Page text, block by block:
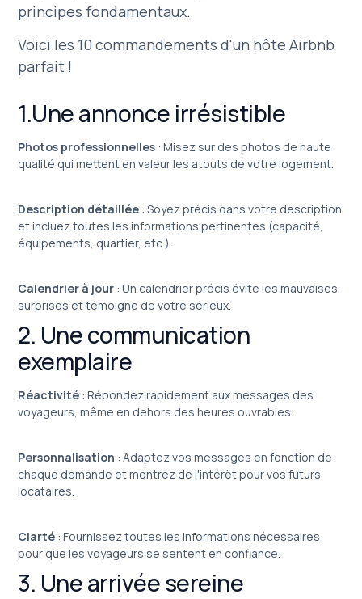
principes fondamentaux.
Voici les 10 commandements d'un hôte Airbnb
parfait !
1.Une annonce irrésistible
Photos professionnelles : Misez sur des photos de haute
qualité qui mettent en valeur les atouts de votre logement.
Description détaillée : Soyez précis dans votre description
et incluez toutes les informations pertinentes (capacité,
équipements, quartier, etc.).
Calendrier à jour : Un calendrier précis évite les mauvaises
surprises et témoigne de votre sérieux.
2. Une communication
exemplaire
Réactivité : Répondez rapidement aux messages des
voyageurs, même en dehors des heures ouvrables.
Personnalisation : Adaptez vos messages en fonction de
chaque demande et montrez de l'intérêt pour vos futurs
locataires.
Clarté : Fournissez toutes les informations nécessaires
pour que les voyageurs se sentent en confiance.
3. Une arrivée sereine